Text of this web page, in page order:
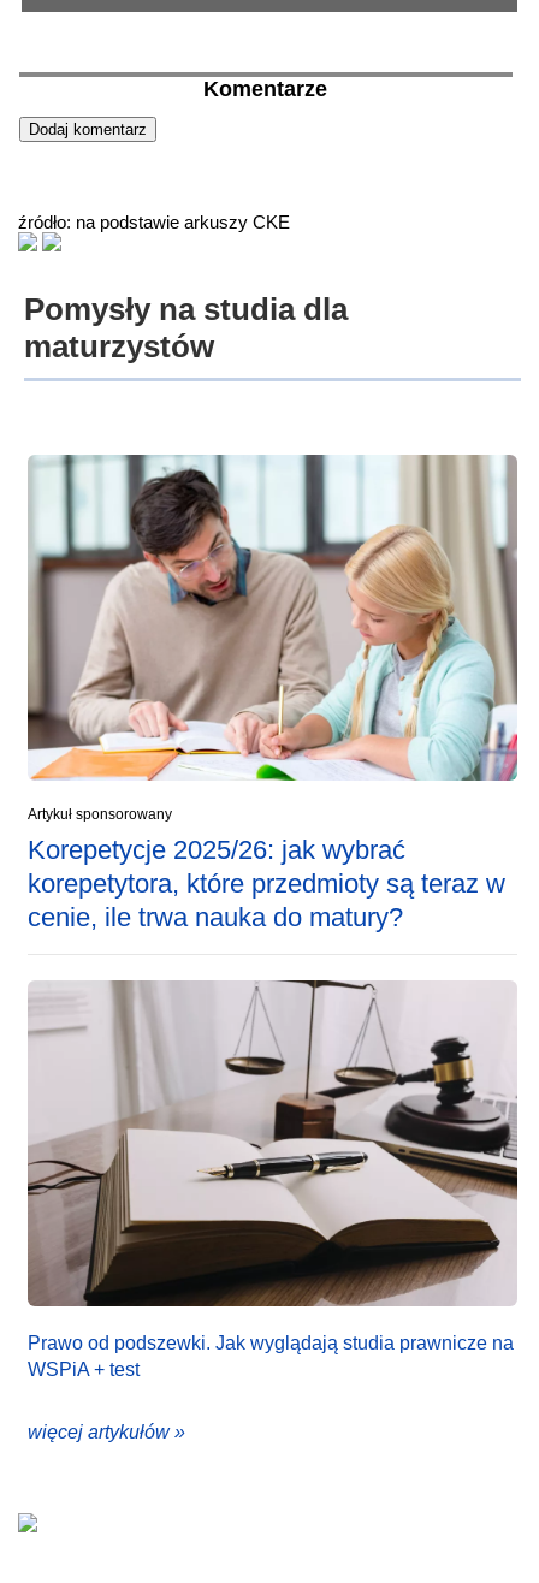
Komentarze
źródło: na podstawie arkuszy CKE
Pomysły na studia dla
maturzystów
Artykuł sponsorowany
Korepetycje 2025/26: jak wybrać
korepetytora, które przedmioty są teraz w
cenie, ile trwa nauka do matury?
Prawo od podszewki. Jak wyglądają studia prawnicze na
WSPiA + test
więcej artykułów »